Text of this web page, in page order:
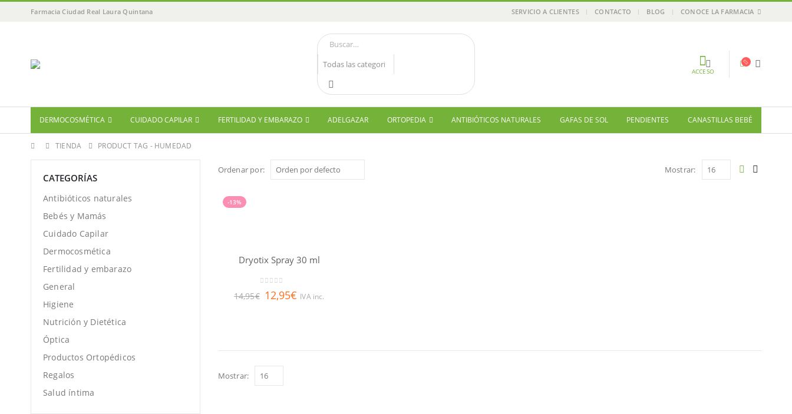
Farmacia Ciudad Real Laura Quintana SERVICIO A CLIENTES CONTACTO BLOG CONOCE LA FARMACIA
ACCESO
DERMOCOSMÉTICA CUIDADO CAPILAR FERTILIDAD Y EMBARAZO ADELGAZAR ORTOPEDIA ANTIBIÓTICOS NATURALES GAFAS DE SOL PENDIENTES CANASTILLAS BEBÉ
TIENDA PRODUCT TAG - HUMEDAD
Ordenar por: Mostrar:
-13%
Dryotix Spray 30 ml
out of 5
14,95€ 12,95€ IVA inc.
Mostrar:
CATEGORÍAS
Antibióticos naturales
Bebés y Mamás
Cuidado Capilar
Dermocosmética
Fertilidad y embarazo
General
Higiene
Nutrición y Dietética
Óptica
Productos Ortopédicos
Regalos
Salud íntima